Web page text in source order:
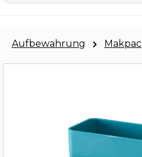
Aufbewahrung Makpac